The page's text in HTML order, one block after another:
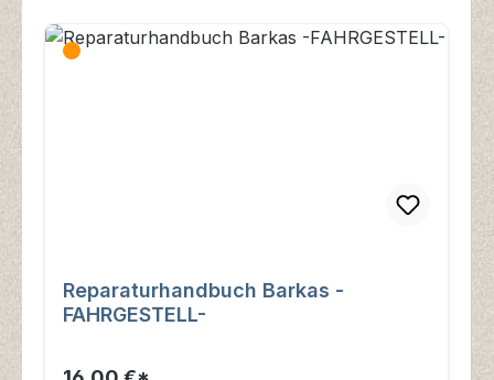
Reparaturhandbuch Barkas -
FAHRGESTELL-